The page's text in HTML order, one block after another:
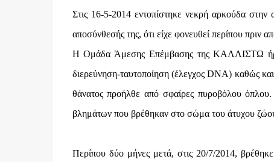
Στις 16-5-2014 εντοπίστηκε νεκρή αρκούδα
αποσύνθεσής της, ότι είχε φονευθεί περίπου πριν
Η Ομάδα Άμεσης Επέμβασης της ΚΑΛΛΙΣΤΩ
διερεύνηση-ταυτοποίηση (έλεγχος DNA) καθώς
θάνατος προήλθε από σφαίρες πυροβόλου
βλημάτων που βρέθηκαν στο σώμα του άτυχου
Περίπου δύο μήνες μετά, στις 20/7/2014,